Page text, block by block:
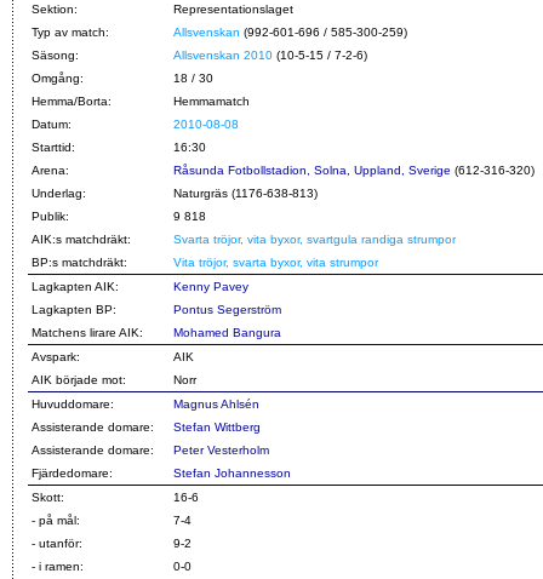
Sektion:
Representationslaget
Typ av match:
Allsvenskan (992-601-696 / 585-300-259)
Säsong:
Allsvenskan 2010 (10-5-15 / 7-2-6)
Omgång:
18 / 30
Hemma/Borta:
Hemmamatch
Datum:
2010-08-08
Starttid:
16:30
Arena:
Råsunda Fotbollstadion, Solna, Uppland, Sverige (612-316-320)
Underlag:
Naturgräs (1176-638-813)
Publik:
9 818
AIK:s matchdräkt:
Svarta tröjor, vita byxor, svartgula randiga strumpor
BP:s matchdräkt:
Vita tröjor, svarta byxor, vita strumpor
Lagkapten AIK:
Kenny Pavey
Lagkapten BP:
Pontus Segerström
Matchens lirare AIK:
Mohamed Bangura
Avspark:
AIK
AIK började mot:
Norr
Huvuddomare:
Magnus Ahlsén
Assisterande domare:
Stefan Wittberg
Assisterande domare:
Peter Vesterholm
Fjärdedomare:
Stefan Johannesson
Skott:
16-6
- på mål:
7-4
- utanför:
9-2
- i ramen:
0-0